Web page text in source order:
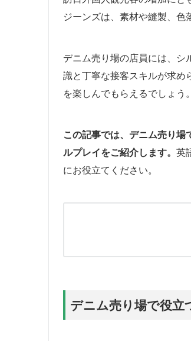
ジーンズは、素材や縫製、色
デニム売り場の店員には、シ
識と丁寧な接客スキルが求め
を楽しんでもらえるでしょう。
この記事では、デニム売り
ルプレイをご紹介します。 英
にお役立てください。
デニム売り場で役立